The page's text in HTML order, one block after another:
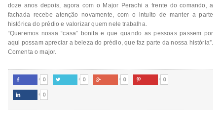
doze anos depois, agora com o Major Perachi a frente do comando, a
fachada recebe atenção novamente, com o intuito de manter a parte
histórica do prédio e valorizar quem nele trabalha.
“Queremos nossa “casa” bonita e que quando as pessoas passem por
aqui possam apreciar a beleza do prédio, que faz parte da nossa história”.
Comenta o major.
 0  0  0  0
 0